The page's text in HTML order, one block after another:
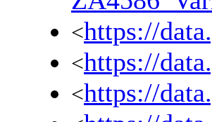
<https://
<https://
<https://